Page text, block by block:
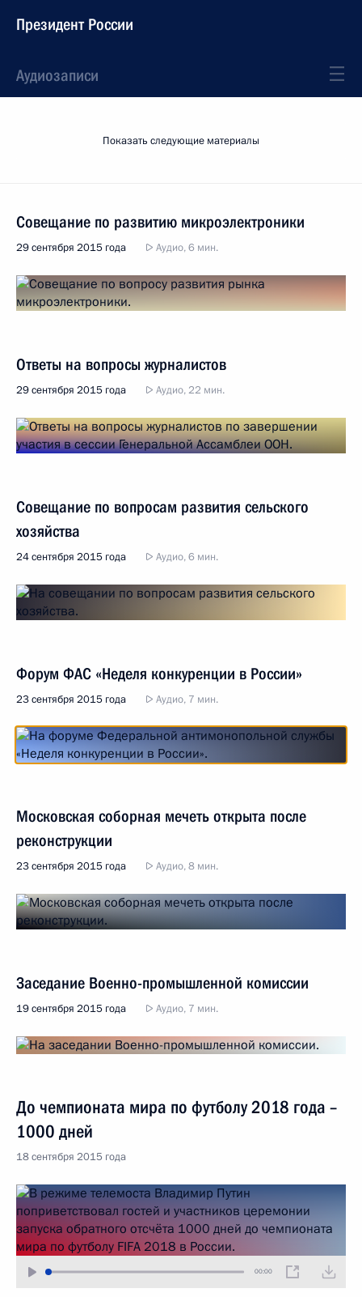
Президент России
Аудиозаписи
Показать следующие материалы
Совещание по развитию микроэлектроники
29 сентября 2015 года Аудио, 6 мин.
Ответы на вопросы журналистов
29 сентября 2015 года Аудио, 22 мин.
Совещание по вопросам развития сельского
хозяйства
24 сентября 2015 года Аудио, 6 мин.
Форум ФАС «Неделя конкуренции в России»
23 сентября 2015 года Аудио, 7 мин.
Московская соборная мечеть открыта после
реконструкции
23 сентября 2015 года Аудио, 8 мин.
Заседание Военно-промышленной комиссии
19 сентября 2015 года Аудио, 7 мин.
До чемпионата мира по футболу 2018 года –
1000 дней
18 сентября 2015 года
00:00